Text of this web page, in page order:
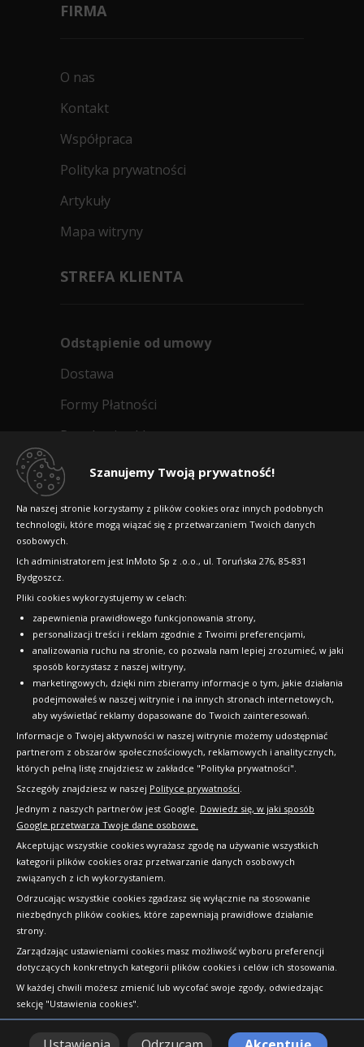
Szanujemy Twoją prywatność!
Na naszej stronie korzystamy z plików cookies oraz innych podobnych
technologii, które mogą wiązać się z przetwarzaniem Twoich danych
osobowych.
Ich administratorem jest InMoto Sp z .o.o., ul. Toruńska 276, 85-831
Bydgoszcz.
Pliki cookies wykorzystujemy w celach:
zapewnienia prawidłowego funkcjonowania strony,
personalizacji treści i reklam zgodnie z Twoimi preferencjami,
analizowania ruchu na stronie, co pozwala nam lepiej zrozumieć, w jaki
sposób korzystasz z naszej witryny,
marketingowych, dzięki nim zbieramy informacje o tym, jakie działania
podejmowałeś w naszej witrynie i na innych stronach internetowych,
aby wyświetlać reklamy dopasowane do Twoich zainteresowań.
Informacje o Twojej aktywności w naszej witrynie możemy udostępniać
partnerom z obszarów społecznościowych, reklamowych i analitycznych,
których pełną listę znajdziesz w zakładce "Polityka prywatności".
Szczegóły znajdziesz w naszej Polityce prywatności.
Jednym z naszych partnerów jest Google. Dowiedz się, w jaki sposób
Google przetwarza Twoje dane osobowe.
Akceptując wszystkie cookies wyrażasz zgodę na używanie wszystkich
kategorii plików cookies oraz przetwarzanie danych osobowych
związanych z ich wykorzystaniem.
Odrzucając wszystkie cookies zgadzasz się wyłącznie na stosowanie
niezbędnych plików cookies, które zapewniają prawidłowe działanie
strony.
Zarządzając ustawieniami cookies masz możliwość wyboru preferencji
dotyczących konkretnych kategorii plików cookies i celów ich stosowania.
W każdej chwili możesz zmienić lub wycofać swoje zgody, odwiedzając
sekcję "Ustawienia cookies".
FIRMA
O nas
Kontakt
Współpraca
Polityka prywatności
Artykuły
Mapa witryny
STREFA KLIENTA
Odstąpienie od umowy
Dostawa
Formy Płatności
Regulamin sklepu
Dlaczego warto kupić w 24opony.pl
Raty
FAQ
OFICJALNY PARTNER
Copyright © 2010-2026 24opony.pl. Wszelkie